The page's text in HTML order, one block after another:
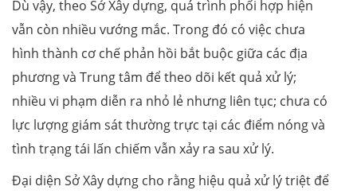
Dù vậy, theo Sở Xây dựng, quá trình phối hợp hiện
vẫn còn nhiều vướng mắc. Trong đó có việc chưa
hình thành cơ chế phản hồi bắt buộc giữa các địa
phương và Trung tâm để theo dõi kết quả xử lý;
nhiều vi phạm diễn ra nhỏ lẻ nhưng liên tục; chưa có
lực lượng giám sát thường trực tại các điểm nóng và
tình trạng tái lấn chiếm vẫn xảy ra sau xử lý.
Đại diện Sở Xây dựng cho rằng hiệu quả xử lý triệt để